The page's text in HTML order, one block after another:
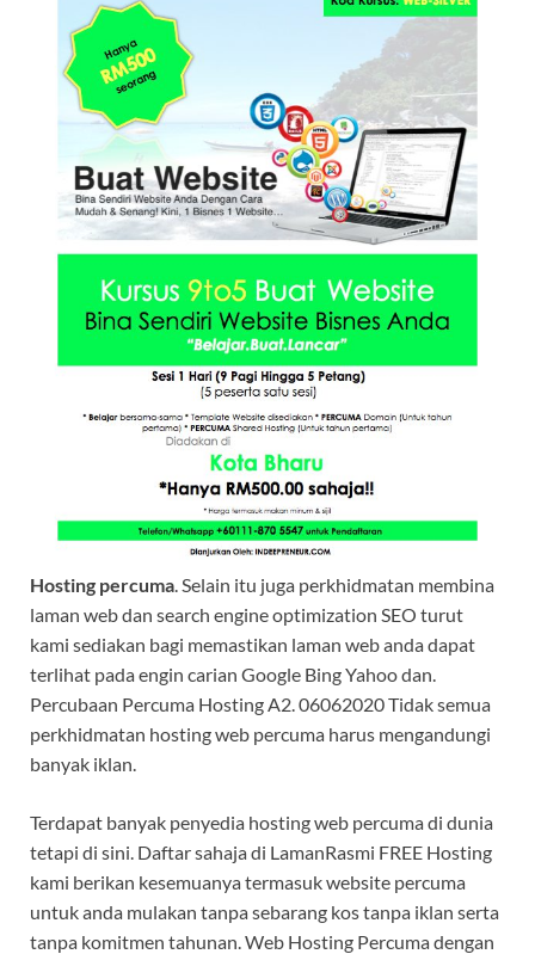
Hosting percuma . Selain itu juga perkhidmatan membina
laman web dan search engine optimization SEO turut
kami sediakan bagi memastikan laman web anda dapat
terlihat pada engin carian Google Bing Yahoo dan.
Percubaan Percuma Hosting A2. 06062020 Tidak semua
perkhidmatan hosting web percuma harus mengandungi
banyak iklan.
Terdapat banyak penyedia hosting web percuma di dunia
tetapi di sini. Daftar sahaja di LamanRasmi FREE Hosting
kami berikan kesemuanya termasuk website percuma
untuk anda mulakan tanpa sebarang kos tanpa iklan serta
tanpa komitmen tahunan. Web Hosting Percuma dengan